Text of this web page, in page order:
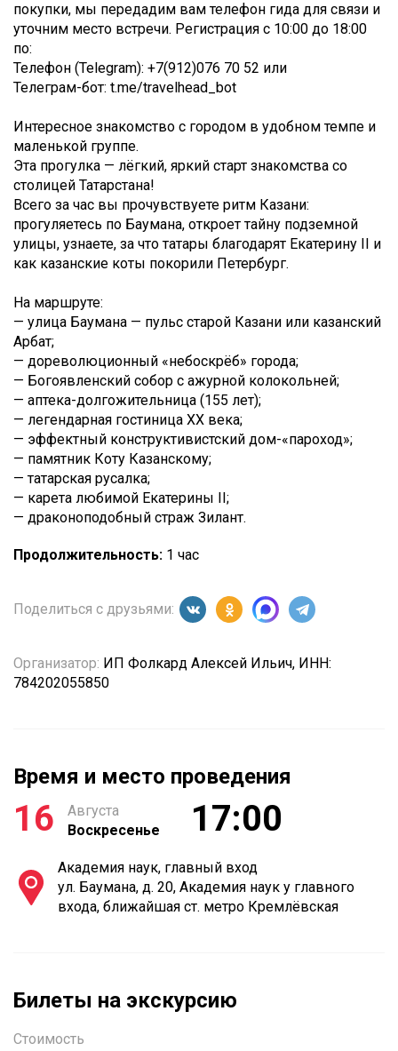
покупки, мы передадим вам телефон гида для связи и
уточним место встречи. Регистрация с 10:00 до 18:00
по:
Телефон (Telegram): +7(912)076 70 52 или
Телеграм-бот: t.me/travelhead_bot
Интересное знакомство с городом в удобном темпе и
маленькой группе.
Эта прогулка — лёгкий, яркий старт знакомства со
столицей Татарстана!
Всего за час вы прочувствуете ритм Казани:
прогуляетесь по Баумана, откроет тайну подземной
улицы, узнаете, за что татары благодарят Екатерину II и
как казанские коты покорили Петербург.
На маршруте:
— улица Баумана — пульс старой Казани или казанский
Арбат;
— дореволюционный «небоскрёб» города;
— Богоявленский собор с ажурной колокольней;
— аптека-долгожительница (155 лет);
— легендарная гостиница XX века;
— эффектный конструктивистский дом-«пароход»;
— памятник Коту Казанскому;
— татарская русалка;
— карета любимой Екатерины II;
— драконоподобный страж Зилант.
Продолжительность: 1 час
Поделиться с друзьями:
Организатор: ИП Фолкард Алексей Ильич, ИНН:
784202055850
Время и место проведения
16
Августа
Воскресенье
17:00
Академия наук, главный вход
ул. Баумана, д. 20, Академия наук у главного
входа, ближайшая ст. метро Кремлёвская
Билеты на экскурсию
Стоимость